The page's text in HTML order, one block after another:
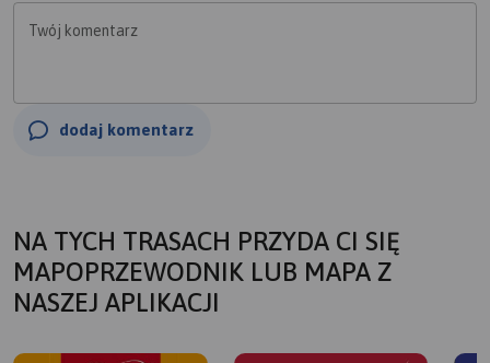
Twój komentarz
dodaj komentarz
NA TYCH TRASACH PRZYDA CI SIĘ
MAPOPRZEWODNIK LUB MAPA Z
NASZEJ APLIKACJI